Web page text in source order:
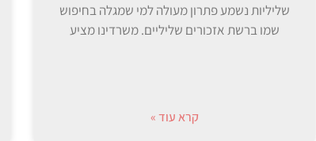
שליליות נשמע פתרון מעולה למי שמגלה בחיפוש
שמו ברשת אזכורים שליליים. משרדינו מציע
קרא עוד »